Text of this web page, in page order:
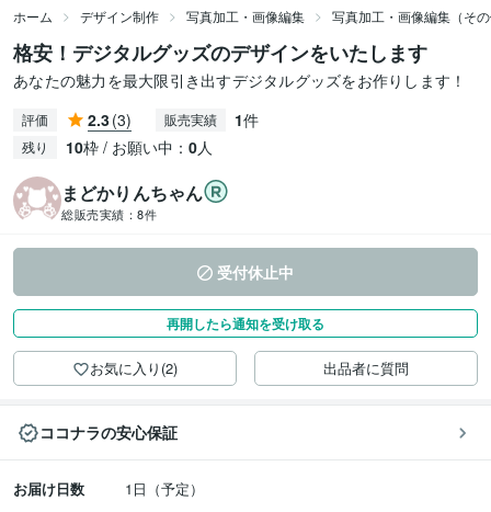
ホーム デザイン制作 写真加工・画像編集 写真加工・画像編集（そ
格安！デジタルグッズのデザインをいたします
あなたの魅力を最大限引き出すデジタルグッズをお作りします！
評価 2.3(3) 販売実績 1件
残り 10枠 / お願い中： 0人
まどかりんちゃん
総販売実績： 8件
受付休止中
再開したら通知を受け取る
お気に入り(2) 出品者に質問
ココナラの安心保証
お届け日数
1日（予定）